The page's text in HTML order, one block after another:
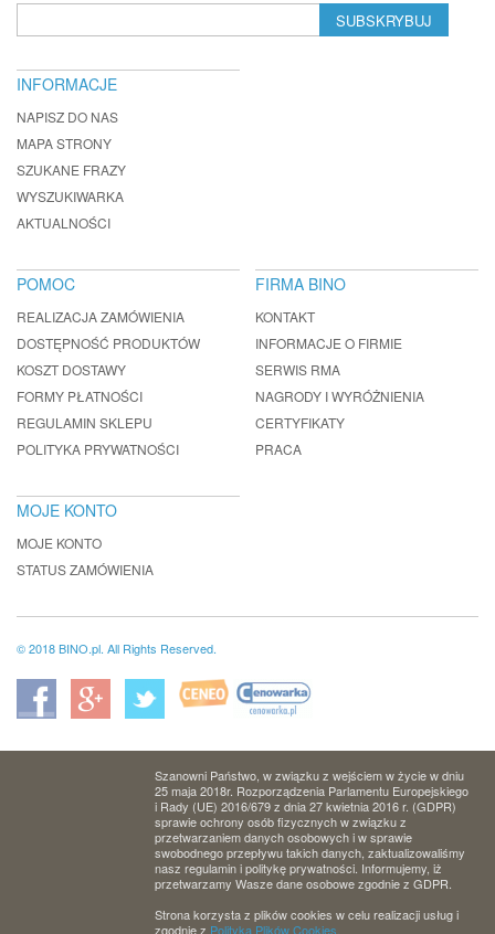
SUBSKRYBUJ
INFORMACJE
NAPISZ DO NAS
MAPA STRONY
SZUKANE FRAZY
WYSZUKIWARKA
AKTUALNOŚCI
POMOC
REALIZACJA ZAMÓWIENIA
DOSTĘPNOŚĆ PRODUKTÓW
KOSZT DOSTAWY
FORMY PŁATNOŚCI
REGULAMIN SKLEPU
POLITYKA PRYWATNOŚCI
FIRMA BINO
KONTAKT
INFORMACJE O FIRMIE
SERWIS RMA
NAGRODY I WYRÓŻNIENIA
CERTYFIKATY
PRACA
MOJE KONTO
MOJE KONTO
STATUS ZAMÓWIENIA
© 2018 BINO.pl. All Rights Reserved.
Szanowni Państwo, w związku z wejściem w życie w dniu
25 maja 2018r. Rozporządzenia Parlamentu Europejskiego
i Rady (UE) 2016/679 z dnia 27 kwietnia 2016 r. (GDPR)
sprawie ochrony osób fizycznych w związku z
przetwarzaniem danych osobowych i w sprawie
swobodnego przepływu takich danych, zaktualizowaliśmy
nasz regulamin i politykę prywatności. Informujemy, iż
przetwarzamy Wasze dane osobowe zgodnie z GDPR.
Strona korzysta z plików cookies w celu realizacji usług i
zgodnie z Polityką Plików Cookies.